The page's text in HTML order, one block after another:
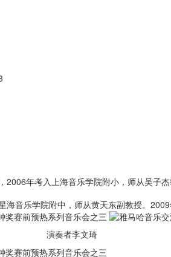
年考入上海音乐学院附小，师从吴子
音乐学院附中，师从黄天东副教授。
演奏者李文琦